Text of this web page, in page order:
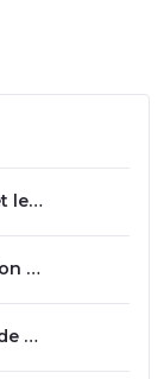
1 État de situation sur les surdoses et les substances en circulation - Éric Langlois
2 Outils cliniques et pistes de réflexion pour l’amélioration des services en TUO - Dre Marie-Ève Goyer
3 Guide d’implantation d’un service de TAO injectable - Dre Marie-Ève Goyer et Léonie Archambault